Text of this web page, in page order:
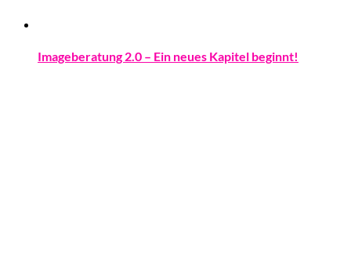
Imageberatung 2.0 – Ein neues Kapitel beginnt!